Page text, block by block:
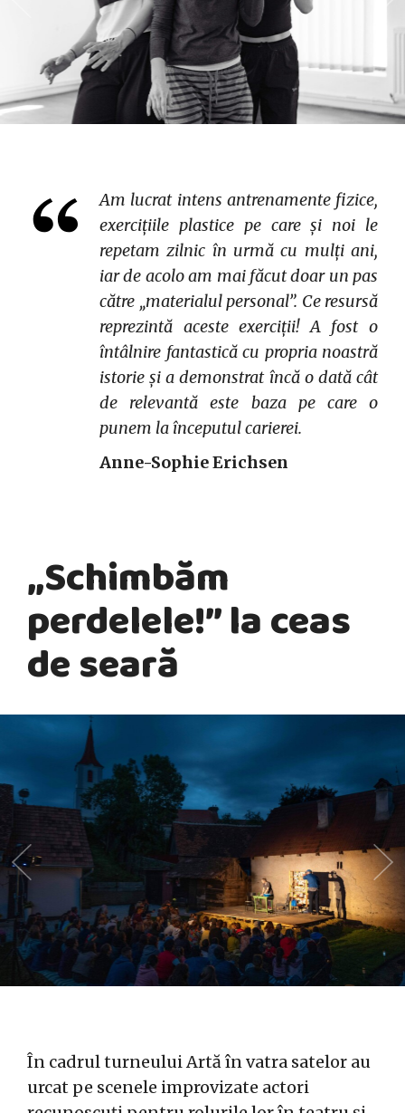
Am lucrat intens antrenamente fizice,
exercițiile plastice pe care și noi le
repetam zilnic în urmă cu mulți ani,
iar de acolo am mai făcut doar un pas
către „materialul personal”. Ce resursă
reprezintă aceste exerciții! A fost o
întâlnire fantastică cu propria noastră
istorie și a demonstrat încă o dată cât
de relevantă este baza pe care o
punem la începutul carierei.
Anne-Sophie Erichsen
„Schimbăm
perdelele!” la ceas
de seară
În cadrul turneului Artă în vatra satelor au
urcat pe scenele improvizate actori